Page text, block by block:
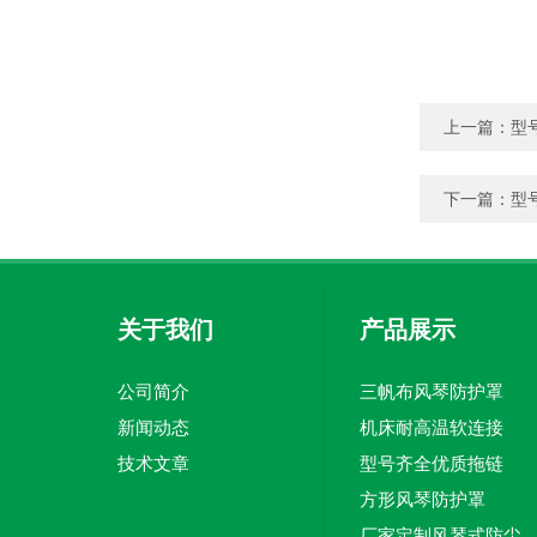
上一篇： 型
下一篇： 型
关于我们
公司简介
新闻动态
技术文章
产品展示
三帆布风琴防护罩
机床耐高温软连接
型号齐全优质拖链
方形风琴防护罩